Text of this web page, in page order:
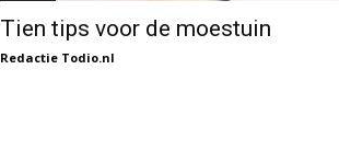
Tien tips voor de moestuin
Redactie Todio.nl